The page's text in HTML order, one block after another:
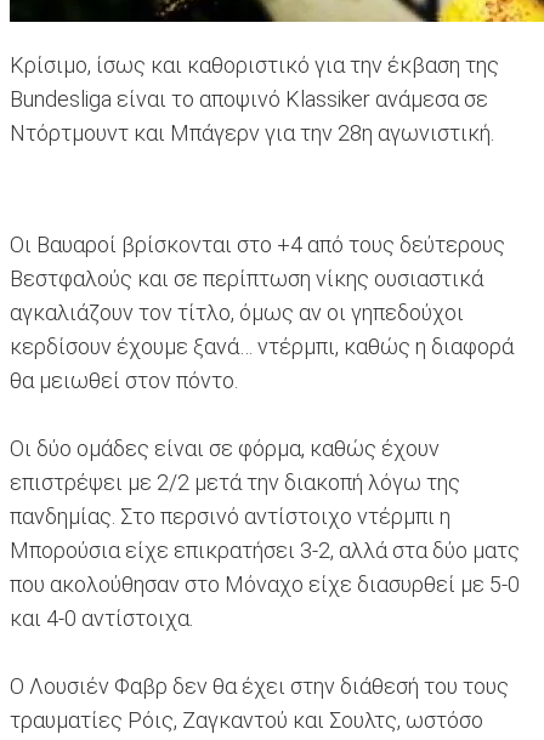
Κρίσιμο, ίσως και καθοριστικό για την έκβαση της
Bundesliga είναι το αποψινό Klassiker ανάμεσα σε
Ντόρτμουντ και Μπάγερν για την 28η αγωνιστική.
Οι Βαυαροί βρίσκονται στο +4 από τους δεύτερους
Βεστφαλούς και σε περίπτωση νίκης ουσιαστικά
αγκαλιάζουν τον τίτλο, όμως αν οι γηπεδούχοι
κερδίσουν έχουμε ξανά… ντέρμπι, καθώς η διαφορά
θα μειωθεί στον πόντο.
Οι δύο ομάδες είναι σε φόρμα, καθώς έχουν
επιστρέψει με 2/2 μετά την διακοπή λόγω της
πανδημίας. Στο περσινό αντίστοιχο ντέρμπι η
Μπορούσια είχε επικρατήσει 3-2, αλλά στα δύο ματς
που ακολούθησαν στο Μόναχο είχε διασυρθεί με 5-0
και 4-0 αντίστοιχα.
O Λουσιέν Φαβρ δεν θα έχει στην διάθεσή του τους
τραυματίες Ρόις, Ζαγκαντού και Σουλτς, ωστόσο